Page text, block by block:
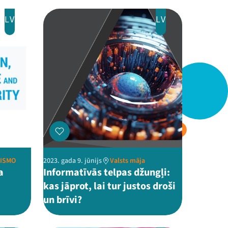
LV LV
2023. gada 9. jūnijs Valsts māja
Informatīvās telpas džungļi:
kas jāprot, lai tur justos droši
un brīvi?